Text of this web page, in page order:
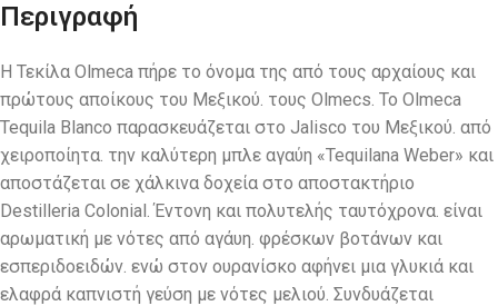
Περιγραφή
Η Τεκίλα Olmeca πήρε το όνομα της από τους αρχαίους και
πρώτους αποίκους του Μεξικού. τους Olmecs. Το Olmeca
Tequila Blanco παρασκευάζεται στο Jalisco του Μεξικού. από
χειροποίητα. την καλύτερη μπλε αγαύη «Tequilana Weber» και
αποστάζεται σε χάλκινα δοχεία στο αποστακτήριο
Destilleria Colonial. Έντονη και πολυτελής ταυτόχρονα. είναι
αρωματική με νότες από αγάυη. φρέσκων βοτάνων και
εσπεριδοειδών. ενώ στον ουρανίσκο αφήνει μια γλυκιά και
ελαφρά καπνιστή γεύση με νότες μελιού. Συνδυάζεται